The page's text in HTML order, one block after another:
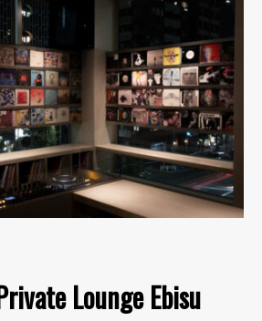
Lounge Ebisu